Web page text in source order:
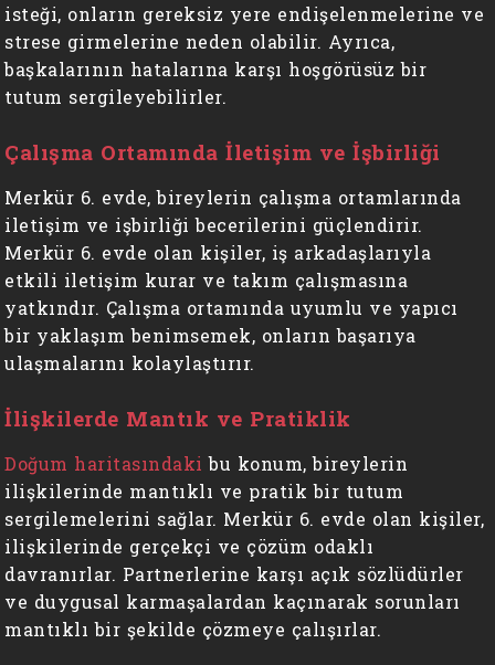
isteği, onların gereksiz yere endişelenmelerine ve
strese girmelerine neden olabilir. Ayrıca,
başkalarının hatalarına karşı hoşgörüsüz bir
tutum sergileyebilirler.
Çalışma Ortamında İletişim ve İşbirliği
Merkür 6. evde, bireylerin çalışma ortamlarında
iletişim ve işbirliği becerilerini güçlendirir.
Merkür 6. evde olan kişiler, iş arkadaşlarıyla
etkili iletişim kurar ve takım çalışmasına
yatkındır. Çalışma ortamında uyumlu ve yapıcı
bir yaklaşım benimsemek, onların başarıya
ulaşmalarını kolaylaştırır.
İlişkilerde Mantık ve Pratiklik
Doğum haritasındaki bu konum, bireylerin
ilişkilerinde mantıklı ve pratik bir tutum
sergilemelerini sağlar. Merkür 6. evde olan kişiler,
ilişkilerinde gerçekçi ve çözüm odaklı
davranırlar. Partnerlerine karşı açık sözlüdürler
ve duygusal karmaşalardan kaçınarak sorunları
mantıklı bir şekilde çözmeye çalışırlar.